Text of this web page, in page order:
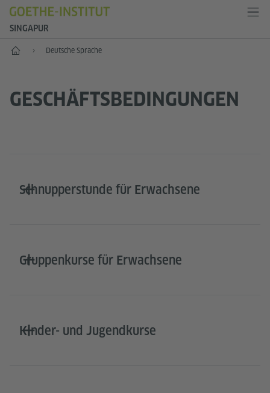
SINGAPUR
Start Deutsche Sprache
GESCHÄFTSBEDINGUNGEN
Schnupperstunde für Erwachsene
Gruppenkurse für Erwachsene
Kinder- und Jugendkurse